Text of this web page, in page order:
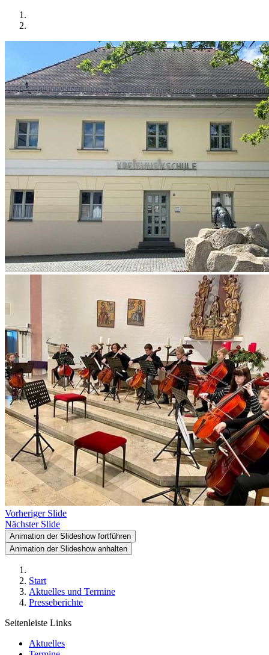
Vorheriger Slide
Nächster Slide
Animation der Slideshow fortführen
Animation der Slideshow anhalten
Start
Aktuelles und Termine
Presseberichte
Seitenleiste Links
Aktuelles